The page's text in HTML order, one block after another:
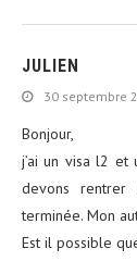
JULIEN
30 septembre
Bonjour,
j’ai un visa l2 et
devons
terminée. Mon
Est il possible